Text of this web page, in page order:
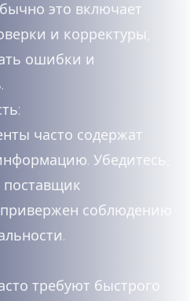
это включает
и корректуры,
ошибки и
часто содержат
Убедитесь,
соблюдению
требуют быстрого